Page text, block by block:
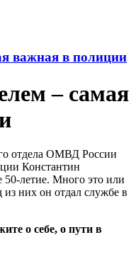
важная в полиции
– самая
отдела ОМВД России
Константин
летие. Много это или
из них он отдал службе в
о себе, о пути в